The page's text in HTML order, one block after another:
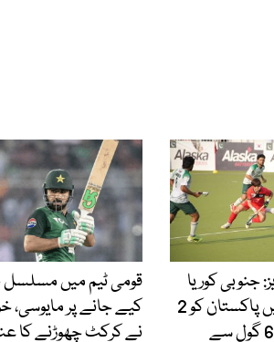
جنوبی کوریا
کی آخری میچ میں پاکستان کو 2
کے مقابلے میں 6 گول سے
قومی ٹیم میں مسلسل
کیے جانے پر مایوسی،
نے کرکٹ چھوڑنے کا